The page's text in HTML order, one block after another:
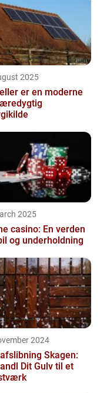
2025
er en moderne
2025
casino: En verden
og underholdning
2024
Skagen:
Dit Gulv til et